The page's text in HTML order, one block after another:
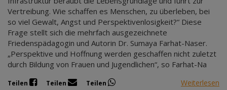
Vertreibung. Wie schaffen es Menschen, zu überleben, bei
so viel Gewalt, Angst und Perspektivenlosigkeit?“ Diese
Frage stellt sich die mehrfach ausgezeichnete
Friedenspädagogin und Autorin Dr. Sumaya Farhat-Naser.
„Perspektive und Hoffnung werden geschaffen nicht zuletzt
durch Bildung von Frauen und Jugendlichen“, so Farhat-Na
Teilen Teilen Teilen Weiterlesen